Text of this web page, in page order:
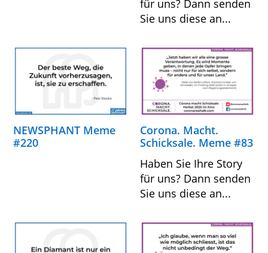
für uns? Dann senden
Sie uns diese an...
NEWSPHANT Meme
#220
Corona. Macht.
Schicksale. Meme #83
Haben Sie Ihre Story
für uns? Dann senden
Sie uns diese an...